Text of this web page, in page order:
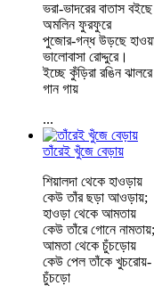
ভরা-ভাদরের বাতাস বইছে
অমলিন ফুরফুরে
পুজোর-গন্ধ উড়ছে
ভালোবাসা রোদ্দুরে।
ইচ্ছে কুঁড়িরা রঙিন ঝালরে
গান গায়
...
তাঁরেই খুঁজে বেড়ায়
শিয়ালদা থেকে হাওড়ায়
কেউ তাঁর ছড়া আওড়ায়;
হাওড়া থেকে আমতায়
কেউ তাঁরে গোনে নামতায়;
আমতা থেকে চুঁচড়োয়
কেউ পেল তাঁকে খুচরোয়-
চুঁচড়ো